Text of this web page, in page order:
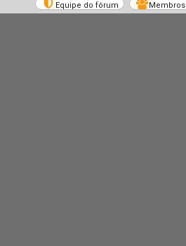
Membros
Equipe do fórum